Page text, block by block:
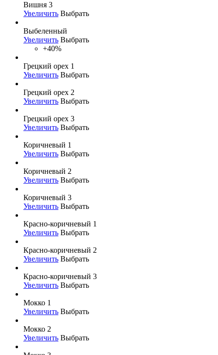
Вишня 3
Увеличить Выбрать
Выбеленный
Увеличить Выбрать
+40%
Грецкий орех 1
Увеличить Выбрать
Грецкий орех 2
Увеличить Выбрать
Грецкий орех 3
Увеличить Выбрать
Коричневый 1
Увеличить Выбрать
Коричневый 2
Увеличить Выбрать
Коричневый 3
Увеличить Выбрать
Красно-коричневый 1
Увеличить Выбрать
Красно-коричневый 2
Увеличить Выбрать
Красно-коричневый 3
Увеличить Выбрать
Мокко 1
Увеличить Выбрать
Мокко 2
Увеличить Выбрать